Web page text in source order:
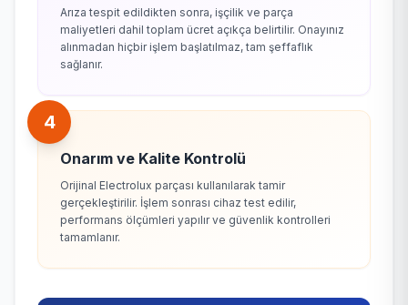
Arıza tespit edildikten sonra, işçilik ve parça
maliyetleri dahil toplam ücret açıkça belirtilir. Onayınız
alınmadan hiçbir işlem başlatılmaz, tam şeffaflık
sağlanır.
4
Onarım ve Kalite Kontrolü
Orijinal Electrolux parçası kullanılarak tamir
gerçekleştirilir. İşlem sonrası cihaz test edilir,
performans ölçümleri yapılır ve güvenlik kontrolleri
tamamlanır.